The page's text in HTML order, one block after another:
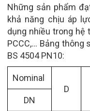
Những sản phẩm
khả năng chịu áp
dụng nhiều trong hệ
PCCC,… Bảng
BS 4504 PN10:
Nominal
D
DN